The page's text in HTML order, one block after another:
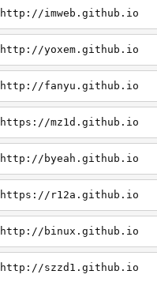
http://imweb.github.io
http://yoxem.github.io
http://fanyu.github.io
https://mz1d.github.io
http://byeah.github.io
https://r12a.github.io
http://binux.github.io
http://szzd1.github.io